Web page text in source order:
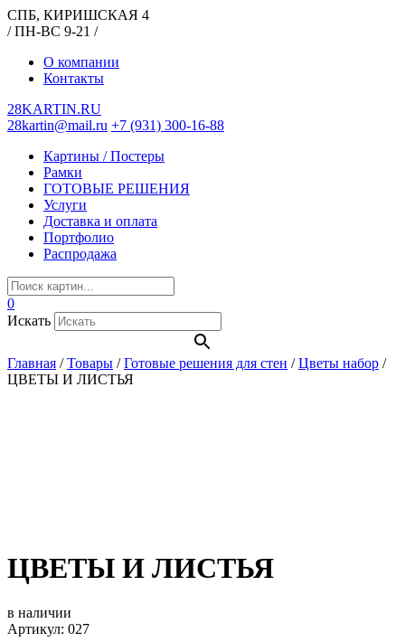
СПБ, КИРИШСКАЯ 4
/ ПН-ВС 9-21 /
О компании
Контакты
28KARTIN.RU
28kartin@mail.ru +7 (931) 300-16-88
Картины / Постеры
Рамки
ГОТОВЫЕ РЕШЕНИЯ
Услуги
Доставка и оплата
Портфолио
Распродажа
0
Искать
Главная /Товары /Готовые решения для стен /Цветы набор /
ЦВЕТЫ И ЛИСТЬЯ
ЦВЕТЫ И ЛИСТЬЯ
в наличии
Артикул: 027